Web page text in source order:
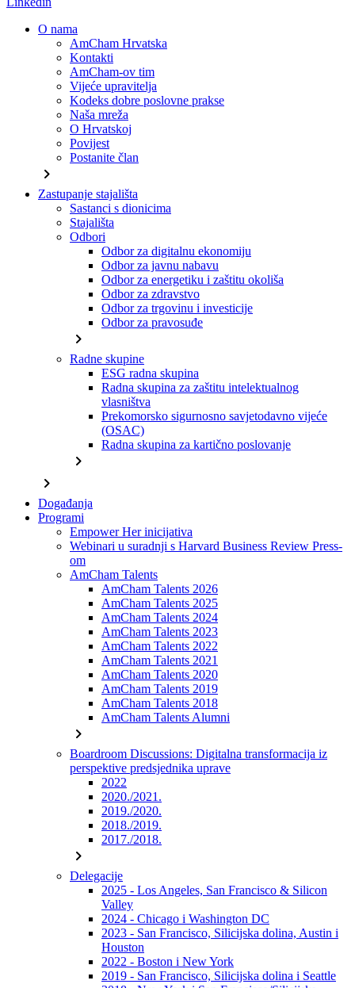
O nama
AmCham Hrvatska
Kontakti
AmCham-ov tim
Vijeće upravitelja
Kodeks dobre poslovne prakse
Naša mreža
O Hrvatskoj
Povijest
Postanite član
chevron_right
Zastupanje stajališta
Sastanci s dionicima
Stajališta
Odbori
Odbor za digitalnu ekonomiju
Odbor za javnu nabavu
Odbor za energetiku i zaštitu okoliša
Odbor za zdravstvo
Odbor za trgovinu i investicije
Odbor za pravosuđe
chevron_right
Radne skupine
ESG radna skupina
Radna skupina za zaštitu intelektualnog
vlasništva
Prekomorsko sigurnosno savjetodavno vijeće
(OSAC)
Radna skupina za kartično poslovanje
chevron_right
chevron_right
Događanja
Programi
Empower Her inicijativa
Webinari u suradnji s Harvard Business Review Press-
om
AmCham Talents
AmCham Talents 2026
AmCham Talents 2025
AmCham Talents 2024
AmCham Talents 2023
AmCham Talents 2022
AmCham Talents 2021
AmCham Talents 2020
AmCham Talents 2019
AmCham Talents 2018
AmCham Talents Alumni
chevron_right
Boardroom Discussions: Digitalna transformacija iz
perspektive predsjednika uprave
2022
2020./2021.
2019./2020.
2018./2019.
2017./2018.
chevron_right
Delegacije
2025 - Los Angeles, San Francisco & Silicon
Valley
2024 - Chicago i Washington DC
2023 - San Francisco, Silicijska dolina, Austin i
Houston
2022 - Boston i New York
2019 - San Francisco, Silicijska dolina i Seattle